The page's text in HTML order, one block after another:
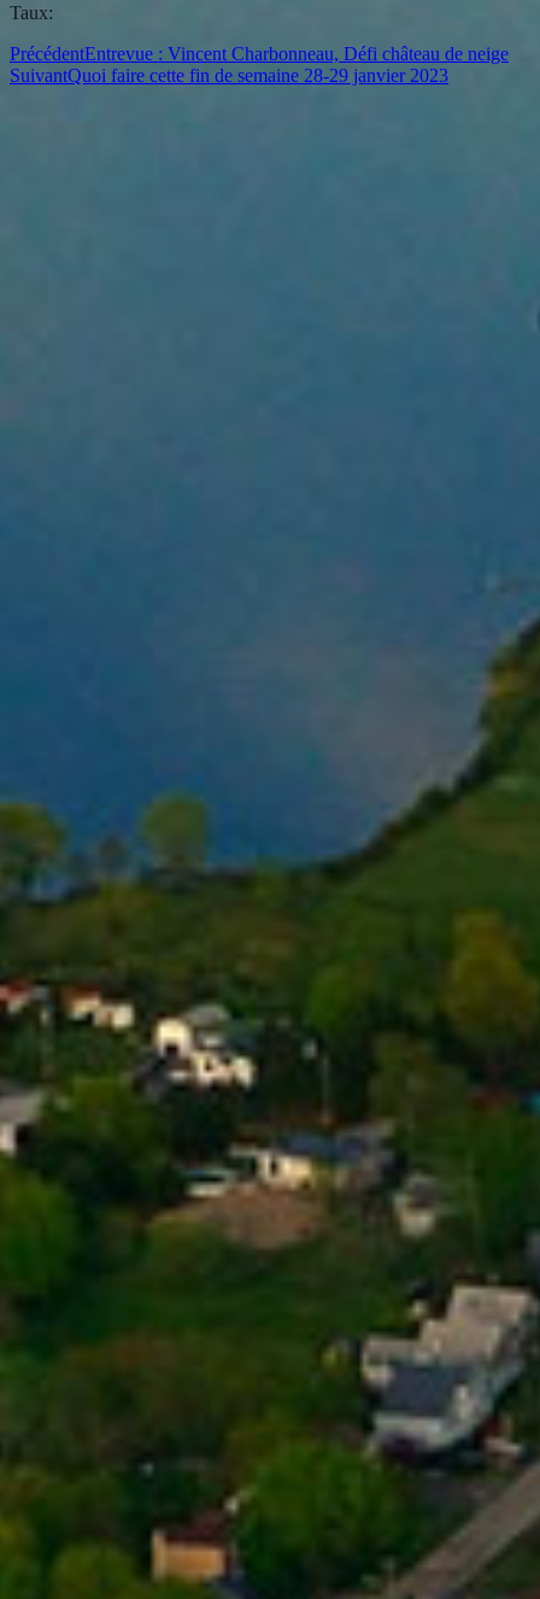
Taux:
PrécédentEntrevue : Vincent Charbonneau, Défi château de neige
SuivantQuoi faire cette fin de semaine 28-29 janvier 2023